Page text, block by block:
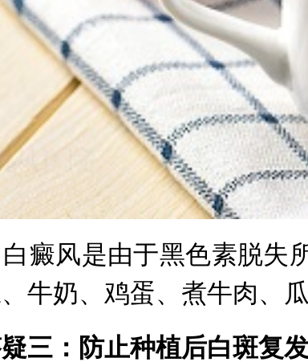
白癜风是由于黑色素脱失
牛奶、鸡蛋、煮牛肉、
：防止种植后白斑复发